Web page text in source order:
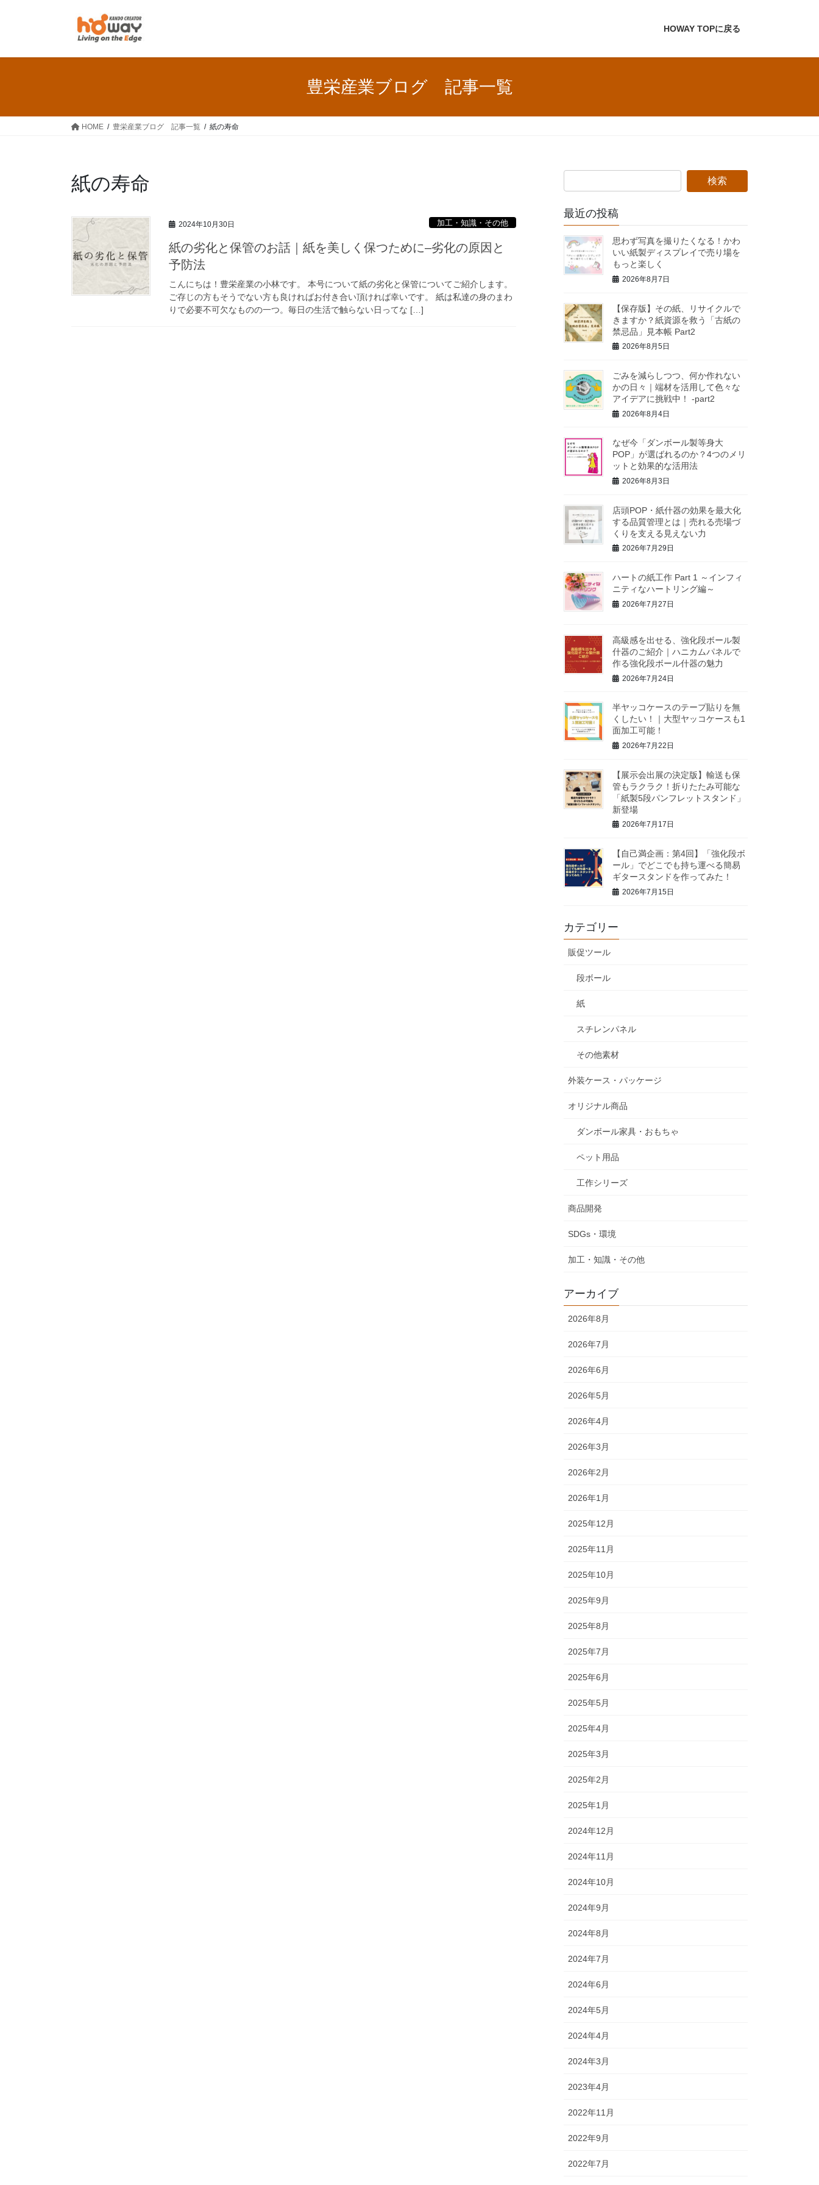
HOWAY TOPに戻る
豊栄産業ブログ 記事一覧
HOME 豊栄産業ブログ 記事一覧 紙の寿命
紙の寿命
2024年10月30日 加工・知識・その他
紙の劣化と保管のお話｜紙を美しく保つために–劣化の原因と
予防法
こんにちは！豊栄産業の小林です。 本号について紙の劣化と保管についてご紹介します。
ご存じの方もそうでない方も良ければお付き合い頂ければ幸いです。 紙は私達の身のまわ
りで必要不可欠なものの一つ。毎日の生活で触らない日ってな […]
最近の投稿
思わず写真を撮りたくなる！かわ
いい紙製ディスプレイで売り場を
もっと楽しく
2026年8月7日
【保存版】その紙、リサイクルで
きますか？紙資源を救う「古紙の
禁忌品」見本帳 Part2
2026年8月5日
ごみを減らしつつ、何か作れない
かの日々｜端材を活用して色々な
アイデアに挑戦中！ -part2
2026年8月4日
なぜ今「ダンボール製等身大
POP」が選ばれるのか？4つのメリ
ットと効果的な活用法
2026年8月3日
店頭POP・紙什器の効果を最大化
する品質管理とは｜売れる売場づ
くりを支える見えない力
2026年7月29日
ハートの紙工作 Part 1 ～インフィ
ニティなハートリング編～
2026年7月27日
高級感を出せる、強化段ボール製
什器のご紹介｜ハニカムパネルで
作る強化段ボール什器の魅力
2026年7月24日
半ヤッコケースのテープ貼りを無
くしたい！｜大型ヤッコケースも1
面加工可能！
2026年7月22日
【展示会出展の決定版】輸送も保
管もラクラク！折りたたみ可能な
「紙製5段パンフレットスタンド」
新登場
2026年7月17日
【自己満企画：第4回】「強化段ボ
ール」でどこでも持ち運べる簡易
ギタースタンドを作ってみた！
2026年7月15日
カテゴリー
販促ツール
段ボール
紙
スチレンパネル
その他素材
外装ケース・パッケージ
オリジナル商品
ダンボール家具・おもちゃ
ペット用品
工作シリーズ
商品開発
SDGs・環境
加工・知識・その他
アーカイブ
2026年8月
2026年7月
2026年6月
2026年5月
2026年4月
2026年3月
2026年2月
2026年1月
2025年12月
2025年11月
2025年10月
2025年9月
2025年8月
2025年7月
2025年6月
2025年5月
2025年4月
2025年3月
2025年2月
2025年1月
2024年12月
2024年11月
2024年10月
2024年9月
2024年8月
2024年7月
2024年6月
2024年5月
2024年4月
2024年3月
2023年4月
2022年11月
2022年9月
2022年7月